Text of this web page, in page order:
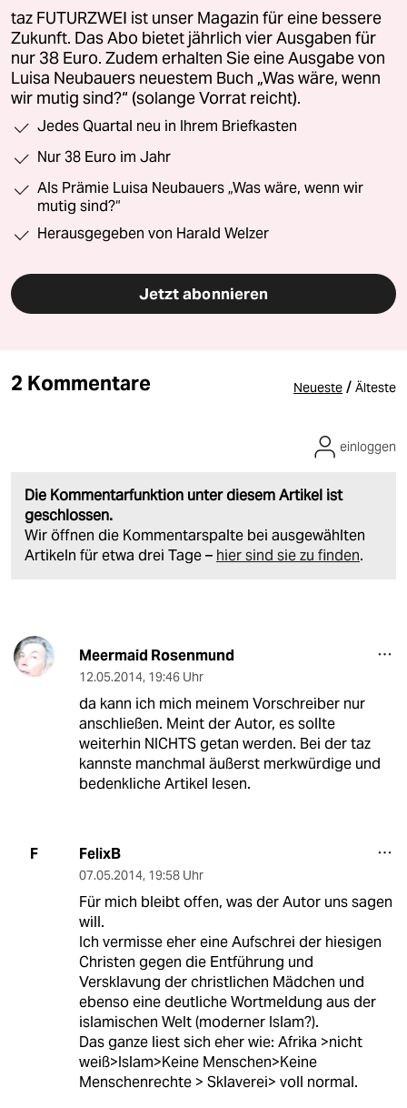
taz FUTURZWEI ist unser Magazin für eine bessere
Zukunft. Das Abo bietet jährlich vier Ausgaben für
nur 38 Euro. Zudem erhalten Sie eine Ausgabe von
Luisa Neubauers neuestem Buch „Was wäre, wenn
wir mutig sind?“ (solange Vorrat reicht).
Jedes Quartal neu in Ihrem Briefkasten
Nur 38 Euro im Jahr
Als Prämie Luisa Neubauers „Was wäre, wenn wir
mutig sind?“
Herausgegeben von Harald Welzer
Jetzt abonnieren
2 Kommentare Neueste / Älteste
Die Kommentarfunktion unter diesem Artikel ist
geschlossen.
Wir öffnen die Kommentarspalte bei ausgewählten
Artikeln für etwa drei Tage – hier sind sie zu finden.
einloggen
Meermaid Rosenmund
12.05.2014, 19:46 Uhr
da kann ich mich meinem Vorschreiber nur
anschließen. Meint der Autor, es sollte
weiterhin NICHTS getan werden. Bei der taz
kannste manchmal äußerst merkwürdige und
bedenkliche Artikel lesen.
F FelixB
07.05.2014, 19:58 Uhr
Für mich bleibt offen, was der Autor uns sagen
will.
Ich vermisse eher eine Aufschrei der hiesigen
Christen gegen die Entführung und
Versklavung der christlichen Mädchen und
ebenso eine deutliche Wortmeldung aus der
islamischen Welt (moderner Islam?).
Das ganze liest sich eher wie: Afrika >nicht
weiß>Islam>Keine Menschen>Keine
Menschenrechte > Sklaverei> voll normal.